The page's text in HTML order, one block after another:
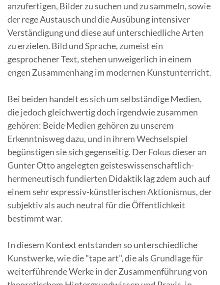
anzufertigen, Bilder zu suchen und zu sammeln, sowie
der rege Austausch und die Ausübung intensiver
Verständigung und diese auf unterschiedliche Arten
zu erzielen. Bild und Sprache, zumeist ein
gesprochener Text, stehen unweigerlich in einem
engen Zusammenhang im modernen Kunstunterricht.
Bei beiden handelt es sich um selbständige Medien,
die jedoch gleichwertig doch irgendwie zusammen
gehören: Beide Medien gehören zu unserem
Erkenntnisweg dazu, und in ihrem Wechselspiel
begünstigen sie sich gegenseitig. Der Fokus dieser an
Gunter Otto angelegten geisteswissenschaftlich-
hermeneutisch fundierten Didaktik lag zdem auch auf
einem sehr expressiv-künstlerischen Aktionismus, der
subjektiv als auch neutral für die Öffentlichkeit
bestimmt war.
In diesem Kontext entstanden so unterschiedliche
Kunstwerke, wie die "tape art", die als Grundlage für
weiterführende Werke in der Zusammenführung von